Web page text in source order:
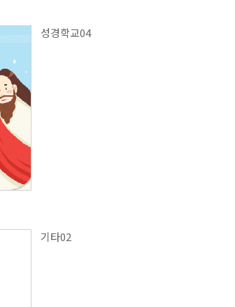
성경학교04
기타02